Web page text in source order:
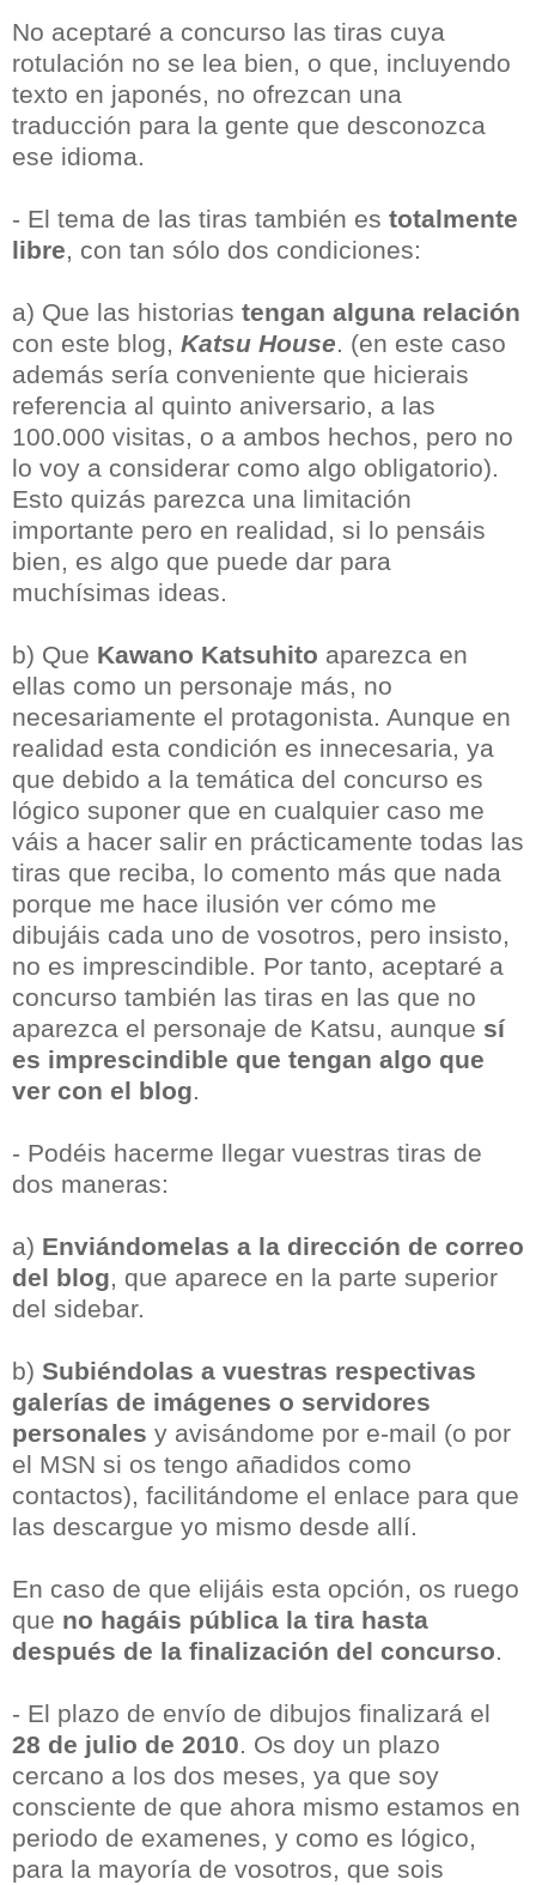
No aceptaré a concurso las tiras cuya
rotulación no se lea bien, o que, incluyendo
texto en japonés, no ofrezcan una
traducción para la gente que desconozca
ese idioma.
- El tema de las tiras también es totalmente
libre, con tan sólo dos condiciones:
a) Que las historias tengan alguna relación
con este blog, Katsu House. (en este caso
además sería conveniente que hicierais
referencia al quinto aniversario, a las
100.000 visitas, o a ambos hechos, pero no
lo voy a considerar como algo obligatorio).
Esto quizás parezca una limitación
importante pero en realidad, si lo pensáis
bien, es algo que puede dar para
muchísimas ideas.
b) Que Kawano Katsuhito aparezca en
ellas como un personaje más, no
necesariamente el protagonista. Aunque en
realidad esta condición es innecesaria, ya
que debido a la temática del concurso es
lógico suponer que en cualquier caso me
váis a hacer salir en prácticamente todas las
tiras que reciba, lo comento más que nada
porque me hace ilusión ver cómo me
dibujáis cada uno de vosotros, pero insisto,
no es imprescindible. Por tanto, aceptaré a
concurso también las tiras en las que no
aparezca el personaje de Katsu, aunque sí
es imprescindible que tengan algo que
ver con el blog.
- Podéis hacerme llegar vuestras tiras de
dos maneras:
a) Enviándomelas a la dirección de correo
del blog, que aparece en la parte superior
del sidebar.
b) Subiéndolas a vuestras respectivas
galerías de imágenes o servidores
personales y avisándome por e-mail (o por
el MSN si os tengo añadidos como
contactos), facilitándome el enlace para que
las descargue yo mismo desde allí.
En caso de que elijáis esta opción, os ruego
que no hagáis pública la tira hasta
después de la finalización del concurso.
- El plazo de envío de dibujos finalizará el
28 de julio de 2010. Os doy un plazo
cercano a los dos meses, ya que soy
consciente de que ahora mismo estamos en
periodo de examenes, y como es lógico,
para la mayoría de vosotros, que sois